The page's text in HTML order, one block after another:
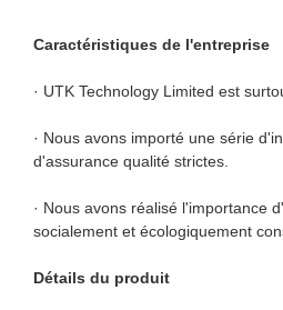
Caractéristiques de l'entreprise
· UTK Technology Limited est
· Nous avons importé une série
d'assurance qualité strictes.
· Nous avons réalisé l'importance
socialement et écologiquement
Détails du produit